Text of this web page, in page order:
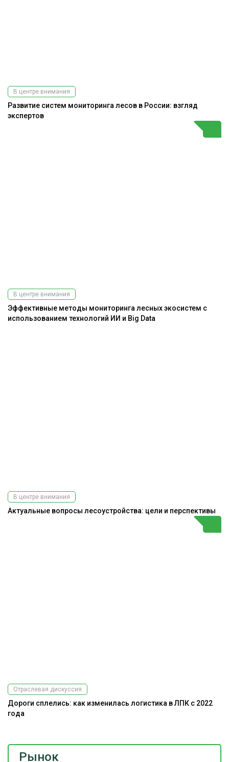
Рынок
В центре внимания
Развитие систем мониторинга лесов в России: взгляд
экспертов
В центре внимания
Эффективные методы мониторинга лесных экосистем с
использованием технологий ИИ и Big Data
В центре внимания
Актуальные вопросы лесоустройства: цели и перспективы
Отраслевая дискуссия
Дороги сплелись: как изменилась логистика в ЛПК с 2022
года